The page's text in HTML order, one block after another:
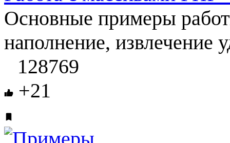
Основные примеры
наполнение, извлечение
128769
+21